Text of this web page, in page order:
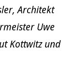
Architekt
Uwe
Kottwitz und